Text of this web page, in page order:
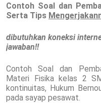
Contoh Soal dan
Serta Tips
dibutuhkan koneksi
jawaban!!
Contoh Soal dan
Materi Fisika kelas 2
kontinuitas, Hukum
pada sayap pesawat.